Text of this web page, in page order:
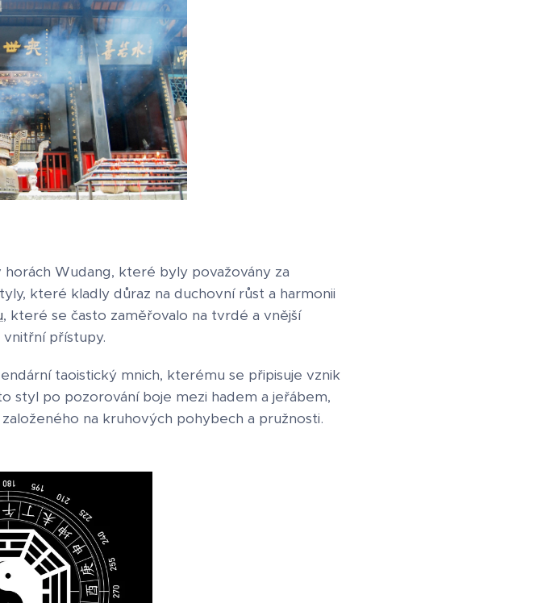
Wudang, které byly považovány za
které kladly důraz na duchovní růst a harmonii
, které se často zaměřovalo na tvrdé a vnější
přístupy.
taoistický mnich, kterému se připisuje vznik
styl po pozorování boje mezi hadem a jeřábem,
na kruhových pohybech a pružnosti.